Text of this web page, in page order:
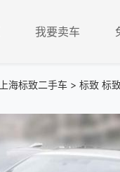
我要卖车
上海标致二手车 > 标致 标